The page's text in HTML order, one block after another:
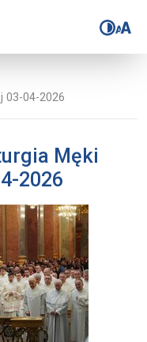
Góry –
03-04-2026
Męki
2026